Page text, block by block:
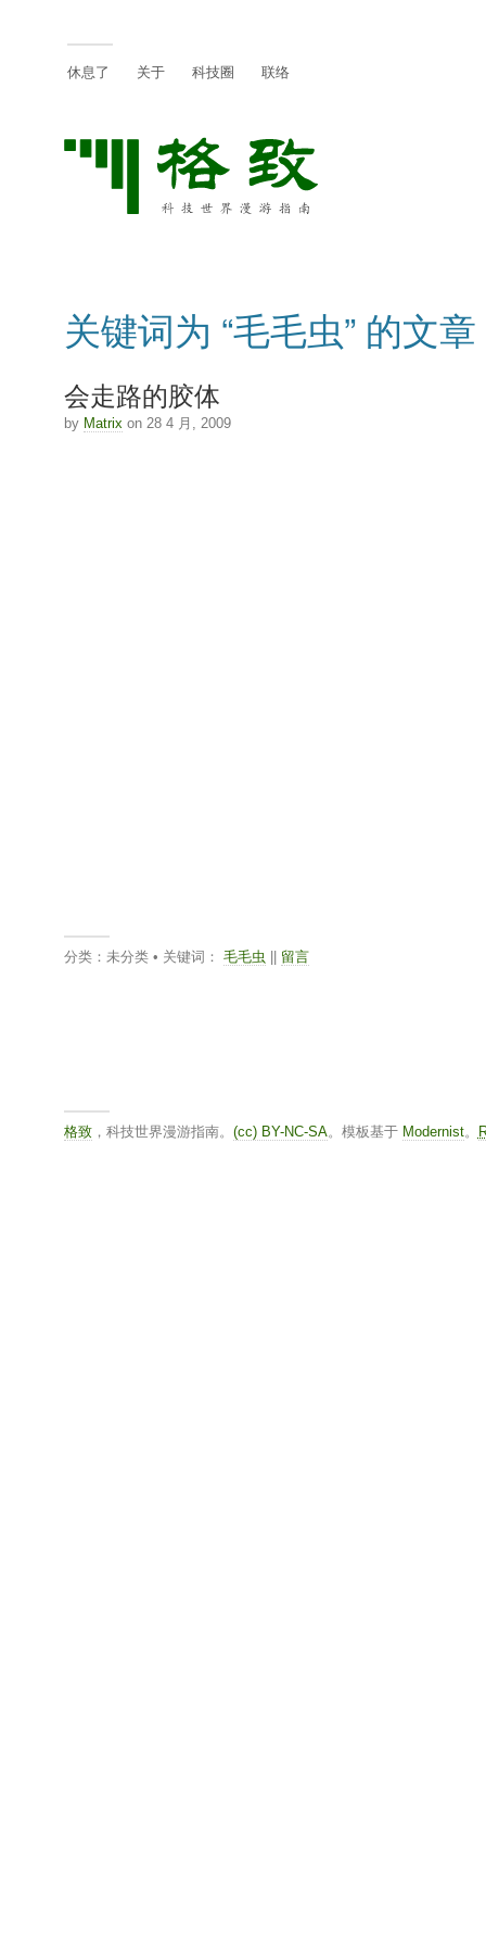
休息了 关于 科技圈 联络
关键词为 “毛毛虫” 的文章
会走路的胶体
by Matrix on 28 4 月, 2009
分类：未分类 • 关键词： 毛毛虫 留言
格致，科技世界漫游指南。 (cc) BY-NC-SA。模板基于 Modernist。